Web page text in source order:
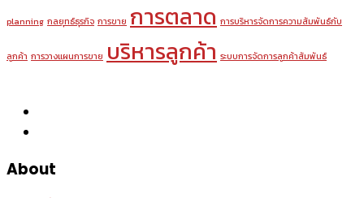
planning กลยุทธ์ธุรกิจ การขาย การตลาด การบริหารจัดการความสัมพันธ์กับ
ลูกค้า การวางแผนการขาย บริหารลูกค้า ระบบการจัดการลูกค้าสัมพันธ์
About